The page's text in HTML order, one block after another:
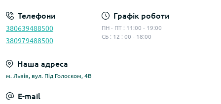
Телефони
380639488500
380979488500
Графік роботи
ПН - ПТ : 11:00 - 19:00
СБ : 12 : 00 - 18:00
Наша адреса
м. Львів, вул. Під Голоском, 4В
E-mail